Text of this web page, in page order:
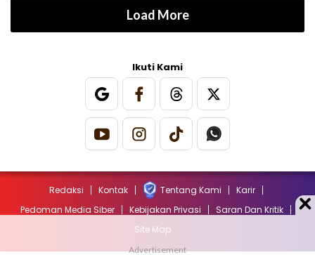
Load More
Ikuti Kami
Redaksi Kontak Tentang Kami
Karir
Pedoman Media Siber
Kebijakan Privasi
Saran Dan Kritik
Site Map